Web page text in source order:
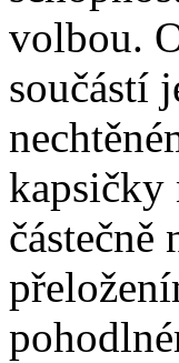
volbou.
součástí
kapsičky